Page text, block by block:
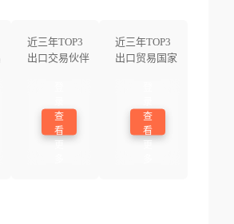
近三年TOP3
出口交易伙伴
查
看
近三年TOP3
出口贸易国家
查
看